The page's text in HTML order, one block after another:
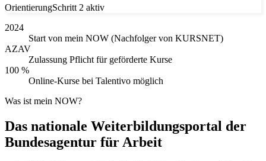
OrientierungSchritt 2 aktiv
2024
Start von mein NOW (Nachfolger von KURSNET)
AZAV
Zulassung Pflicht für geförderte Kurse
100 %
Online-Kurse bei Talentivo möglich
Was ist mein NOW?
Das nationale Weiterbildungsportal der
Bundesagentur für Arbeit